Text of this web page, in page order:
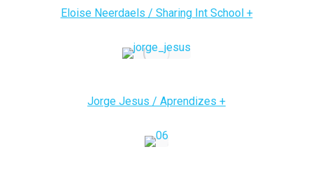
Eloise Neerdaels / Sharing Int School +
Jorge Jesus / Aprendizes +